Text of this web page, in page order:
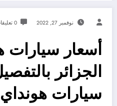
نوفمبر 27, 2022 0 تعليقات
أسعار سيارات
الجزائر
سيارات